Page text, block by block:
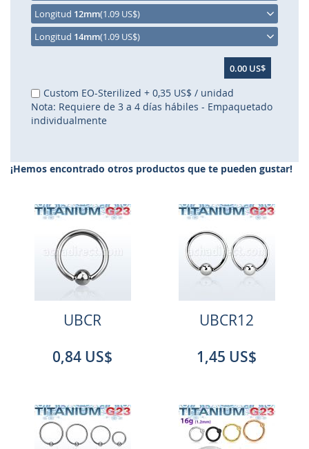
de
imágenes
Longitud 12mm(1.09 US$)
Longitud 14mm(1.09 US$)
0.00 US$
Custom EO-Sterilized + 0,35 US$ / unidad
Nota: Requiere de 3 a 4 días hábiles - Empaquetado
individualmente
¡Hemos encontrado otros productos que te pueden gustar!
UBCR
0,84 US$
UBCR12
1,45 US$